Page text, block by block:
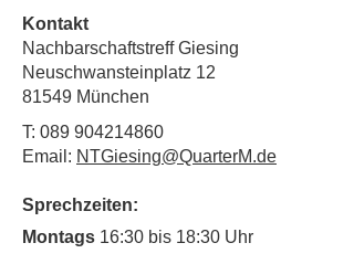
Kontakt
Nachbarschaftstreff Giesing
Neuschwansteinplatz 12
81549 München
T: 089 904214860
Email: NTGiesing@QuarterM.de
Sprechzeiten:
Montags 16:30 bis 18:30 Uhr